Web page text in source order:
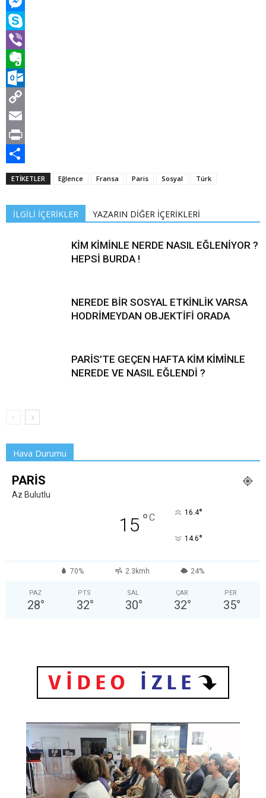
Messenger
Skype
Viber
Evernote
Outlook.com
Copy
Link
Email
Print
Share
ETİKETLER Eğlence Fransa Paris Sosyal Türk
İLGİLİ İÇERİKLER YAZARIN DİĞER İÇERİKLERİ
KİM KİMİNLE NERDE NASIL EĞLENİYOR ?
HEPSİ BURDA !
NEREDE BİR SOSYAL ETKİNLİK VARSA
HODRİMEYDAN OBJEKTİFİ ORADA
PARİS’TE GEÇEN HAFTA KİM KİMİNLE
NEREDE VE NASIL EĞLENDİ ?
Hava Durumu
PARIS
Az Bulutlu
15 °C 16.4°
14.6°
70% 2.3kmh 24%
PAZ
28°
PTS
32°
SAL
30°
ÇAR
32°
PER
35°